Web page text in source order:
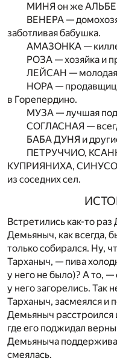
МИНЯ он же
ВЕНЕРА —
заботливая бабушка.
АМАЗОНКА —
РОЗА — хозяйка и
ЛЕЙСАН — молодая
НОРА —
в Горепердино.
МУЗА — лучшая
СОГЛАСНАЯ —
БАБА ДУНЯ и
ПЕТРУЧЧИО,
КУПРИЯНИХА,
из соседних сел.
Встретились как-то
Демьяныч, как всегда,
только собирался. Ну,
Тарханыч, — пива
у него не было)? А то,
у него загорелись. Так
Тарханыч, засмеялся и
Демьяныч
где его поджидал
Демьяныча
смеялась.